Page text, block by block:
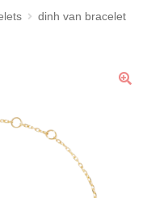
dinh van bracelet